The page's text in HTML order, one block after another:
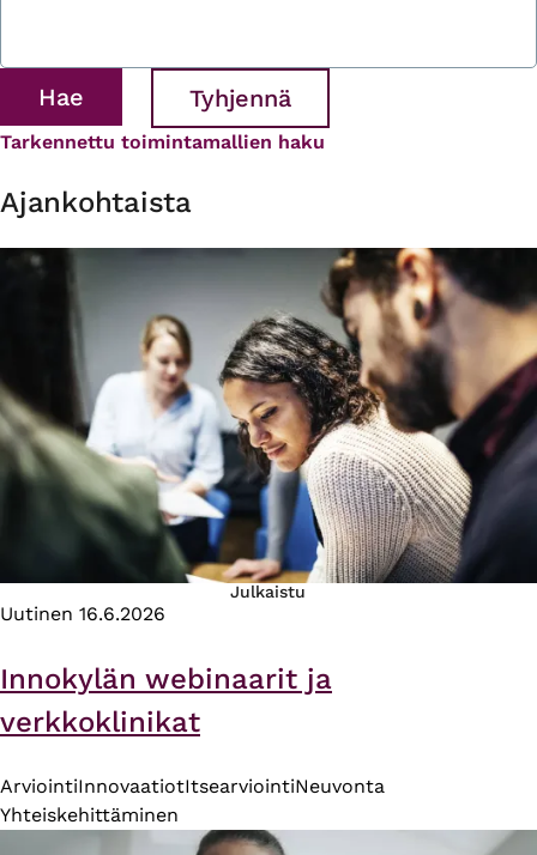
Tarkennettu toimintamallien haku
Ajankohtaista
Julkaistu
Uutinen 16.6.2026
Innokylän webinaarit ja
verkkoklinikat
ArviointiInnovaatiotItsearviointiNeuvonta
Yhteiskehittäminen